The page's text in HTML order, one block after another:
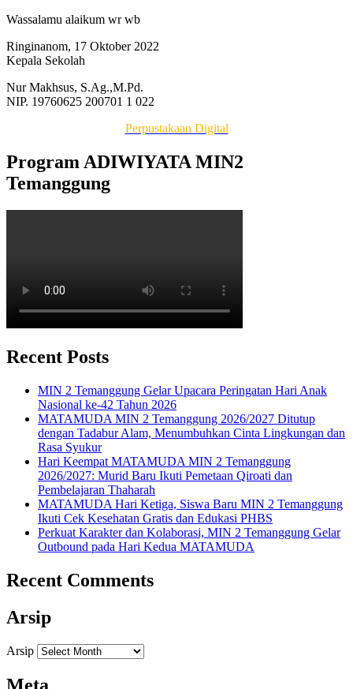
Wassalamu alaikum wr wb
Ringinanom, 17 Oktober 2022
Kepala Sekolah
Nur Makhsus, S.Ag.,M.Pd.
NIP. 19760625 200701 1 022
Perpustakaan Digital
Program ADIWIYATA MIN2
Temanggung
Recent Posts
MIN 2 Temanggung Gelar Upacara Peringatan Hari Anak
Nasional ke-42 Tahun 2026
MATAMUDA MIN 2 Temanggung 2026/2027 Ditutup
dengan Tadabur Alam, Menumbuhkan Cinta Lingkungan dan
Rasa Syukur
Hari Keempat MATAMUDA MIN 2 Temanggung
2026/2027: Murid Baru Ikuti Pemetaan Qiroati dan
Pembelajaran Thaharah
MATAMUDA Hari Ketiga, Siswa Baru MIN 2 Temanggung
Ikuti Cek Kesehatan Gratis dan Edukasi PHBS
Perkuat Karakter dan Kolaborasi, MIN 2 Temanggung Gelar
Outbound pada Hari Kedua MATAMUDA
Recent Comments
Arsip
Arsip